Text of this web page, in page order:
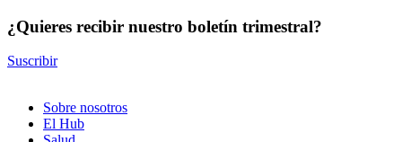
¿Quieres recibir nuestro boletín trimestral?
Suscribir
Sobre nosotros
El Hub